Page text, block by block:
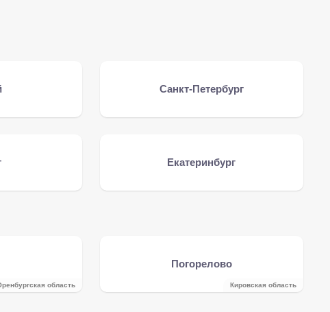
Санкт-Петербург
Екатеринбург
область
Погорелово
Кировская область